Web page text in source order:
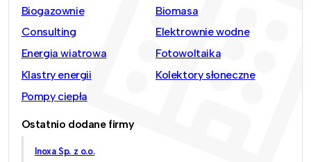
Biogazownie
Biomasa
Consulting
Elektrownie wodne
Energia wiatrowa
Fotowoltaika
Klastry energii
Kolektory słoneczne
Pompy ciepła
Ostatnio dodane firmy
Inoxa Sp. z o.o.